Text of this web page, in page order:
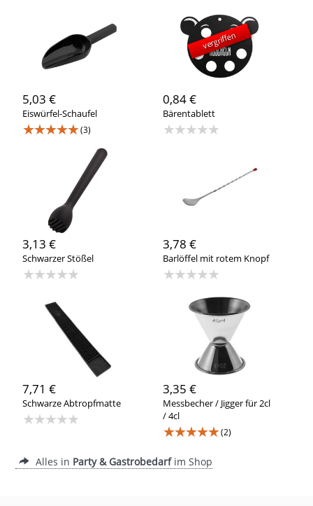
5,03 €
Eiswürfel-Schaufel
★★★★★(3)
vergriffen
0,84 €
Bärentablett
★★★★★
3,13 €
Schwarzer Stößel
★★★★★
3,78 €
Barlöffel mit rotem Knopf
★★★★★
7,71 €
Schwarze Abtropfmatte
★★★★★
3,35 €
Messbecher / Jigger für 2cl
/ 4cl
★★★★★(2)
Alles in Party & Gastrobedarfim Shop